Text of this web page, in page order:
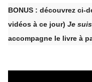
BONUS : découvrez ci-
vidéos à ce jour) Je
accompagne le livre à